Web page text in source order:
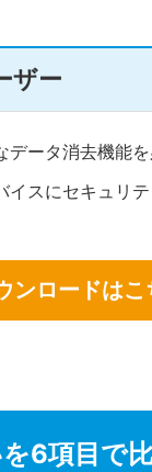
ザー
データ消去機能
イスにセキュリ
ンロードはこ
6項目で